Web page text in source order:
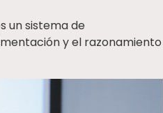
un sistema de
y el razonamiento